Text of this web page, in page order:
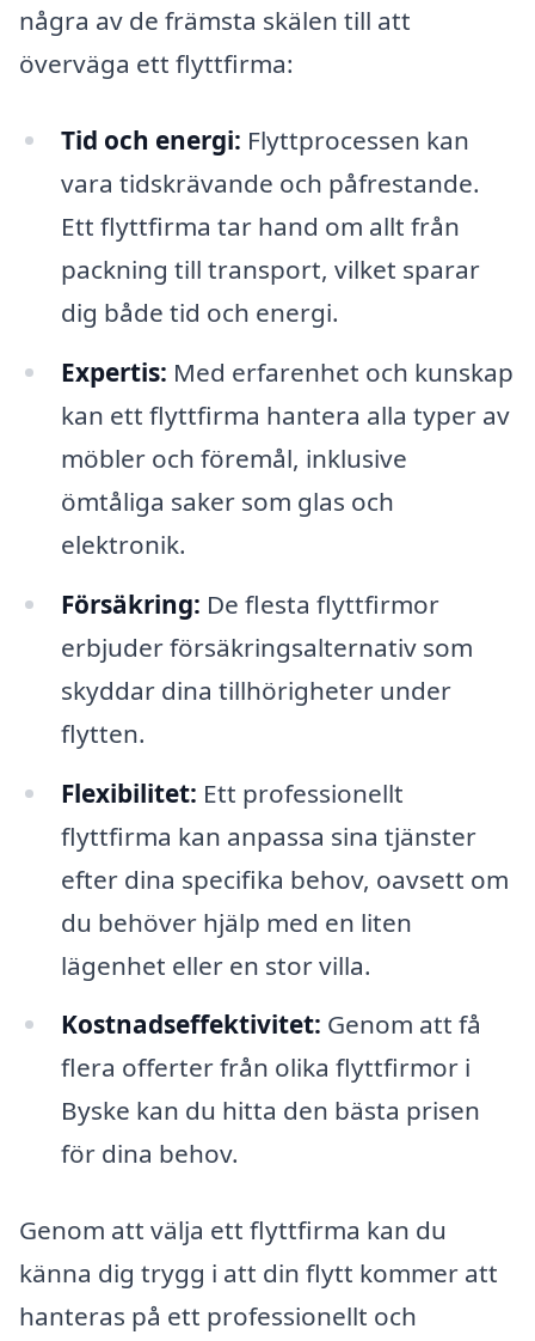
några av de främsta skälen till att
överväga ett flyttfirma:
Tid och energi: Flyttprocessen kan
vara tidskrävande och påfrestande.
Ett flyttfirma tar hand om allt från
packning till transport, vilket sparar
dig både tid och energi.
Expertis: Med erfarenhet och kunskap
kan ett flyttfirma hantera alla typer av
möbler och föremål, inklusive
ömtåliga saker som glas och
elektronik.
Försäkring: De flesta flyttfirmor
erbjuder försäkringsalternativ som
skyddar dina tillhörigheter under
flytten.
Flexibilitet: Ett professionellt
flyttfirma kan anpassa sina tjänster
efter dina specifika behov, oavsett om
du behöver hjälp med en liten
lägenhet eller en stor villa.
Kostnadseffektivitet: Genom att få
flera offerter från olika flyttfirmor i
Byske kan du hitta den bästa prisen
för dina behov.
Genom att välja ett flyttfirma kan du
känna dig trygg i att din flytt kommer att
hanteras på ett professionellt och